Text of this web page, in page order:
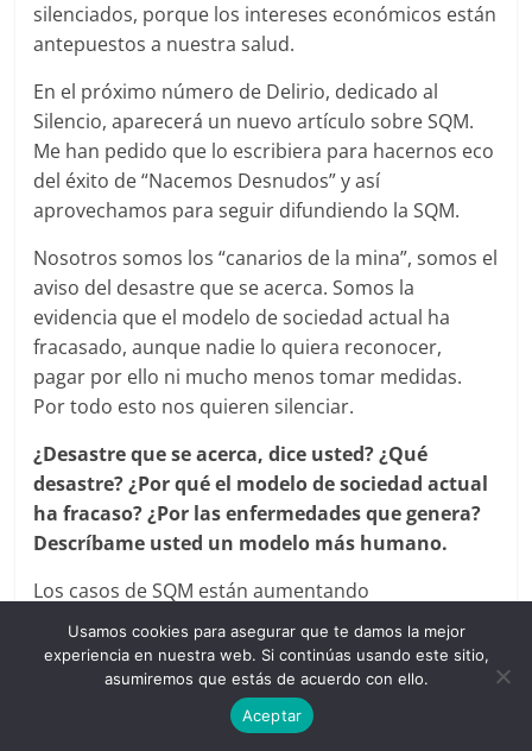
silenciados, porque los intereses económicos están
antepuestos a nuestra salud.
En el próximo número de Delirio, dedicado al
Silencio, aparecerá un nuevo artículo sobre SQM.
Me han pedido que lo escribiera para hacernos eco
del éxito de “Nacemos Desnudos” y así
aprovechamos para seguir difundiendo la SQM.
Nosotros somos los “canarios de la mina”, somos el
aviso del desastre que se acerca. Somos la
evidencia que el modelo de sociedad actual ha
fracasado, aunque nadie lo quiera reconocer,
pagar por ello ni mucho menos tomar medidas.
Por todo esto nos quieren silenciar.
¿Desastre que se acerca, dice usted? ¿Qué
desastre? ¿Por qué el modelo de sociedad actual
ha fracaso? ¿Por las enfermedades que genera?
Descríbame usted un modelo más humano.
Los casos de SQM están aumentando
exponencialmente y cada vez en gente más joven.
Cada día hay más niños alérgicos, asmáticos,
celíacos, etc. Los casos de cáncer se multiplican y
aparecen en familias sin ningún antecedente de
cáncer. Aparecen constantemente estudios
Usamos cookies para asegurar que te damos la mejor
experiencia en nuestra web. Si continúas usando este sitio,
asumiremos que estás de acuerdo con ello.
Aceptar